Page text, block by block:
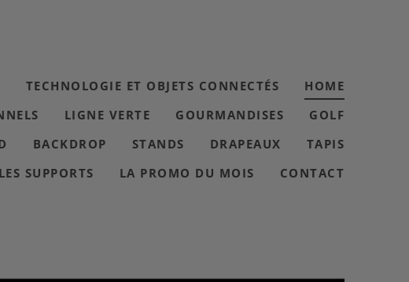
TECHNOLOGIE ET OBJETS CONNECTÉS
HOME
LIGNE VERTE GOURMANDISES
GOLF
BACKDROP STANDS DRAPEAUX
TAPIS
SUPPORTS LA PROMO DU MOIS CONTACT